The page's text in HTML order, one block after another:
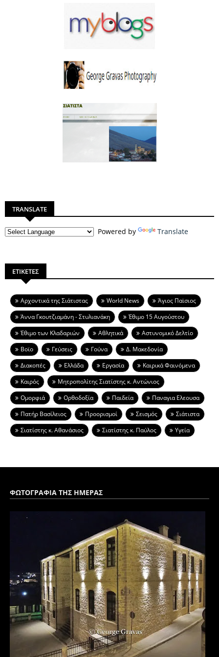
TRANSLATE
Powered by Translate
ΕΤΙΚΕΤΕΣ
Aρχοντικά της Σιάτιστας World News
Άγιος Παϊσιος
Άννα Γκουτζιαμάνη - Στυλιανάκη
Έθιμο 15 Αυγούστου
Έθιμο των Κλαδαριών
Αθλητικά
Αστυνομικό Δελτίο
Βοϊο
Γεύσεις Γούνα
Δ. Μακεδονία
Διακοπές
Ελλάδα Εργασία
Καιρικά Φαινόμενα
Καιρός
Μητροπολίτης Σιατίστης κ. Αντώνιος
Ομορφιά
Ορθοδοξία Παιδεία
Παναγια Ελεουσα
Πατήρ Βασίλειος
Προορισμοί Σεισμός
Σιάτιστα
Σιατίστης κ. Αθανάσιος
Σιατίστης κ. Παύλος Υγεία
ΦΩΤΟΓΡΑΦΙΑ ΤΗΣ ΗΜΕΡΑΣ